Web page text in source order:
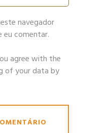
navegador
eu comentar.
agree with the
of your data by